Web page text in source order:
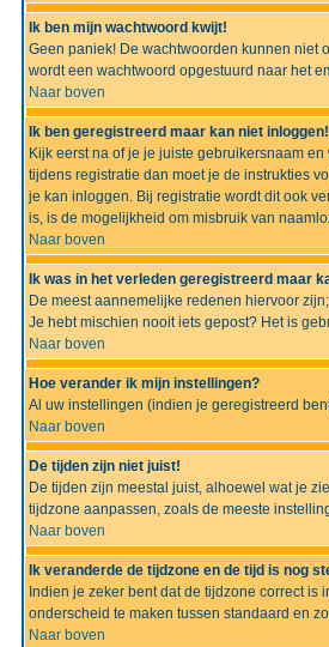
Ik ben mijn wachtwoord kwijt!
Geen paniek! De wachtwoorden kunnen niet
wordt een wachtwoord opgestuurd naar het
Naar boven
Ik ben geregistreerd maar kan niet inloggen!
Kijk eerst na of je je juiste gebruikersnaam
tijdens registratie dan moet je de instrukties
je kan inloggen. Bij registratie wordt dit ook
is, is de mogelijkheid om misbruik van
Naar boven
Ik was in het verleden geregistreerd maar
De meest aannemelijke redenen hiervoor
Je hebt mischien nooit iets gepost? Het is
Naar boven
Hoe verander ik mijn instellingen?
Al uw instellingen (indien je geregistreerd
Naar boven
De tijden zijn niet juist!
De tijden zijn meestal juist, alhoewel wat je
tijdzone aanpassen, zoals de meeste
Naar boven
Ik veranderde de tijdzone en de tijd is nog
Indien je zeker bent dat de tijdzone correct
onderscheid te maken tussen standaard en
Naar boven